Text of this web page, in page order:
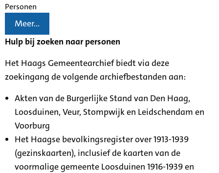
Personen
Meer...
Hulp bij zoeken naar personen
Het Haags Gemeentearchief biedt via deze
zoekingang de volgende archiefbestanden aan:
Akten van de Burgerlijke Stand van Den Haag,
Loosduinen, Veur, Stompwijk en Leidschendam en
Voorburg
Het Haagse bevolkingsregister over 1913-1939
(gezinskaarten), inclusief de kaarten van de
voormalige gemeente Loosduinen 1916-1939 en